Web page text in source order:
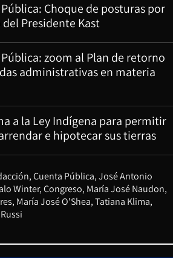
Choque de posturas por
Presidente Kast
zoom al Plan de retorno
administrativas en materia
a la Ley Indígena para permitir
e hipotecar sus tierras
Cuenta Pública José Antonio
Winter Congreso María José Naudon
María José O'Shea Tatiana Klima